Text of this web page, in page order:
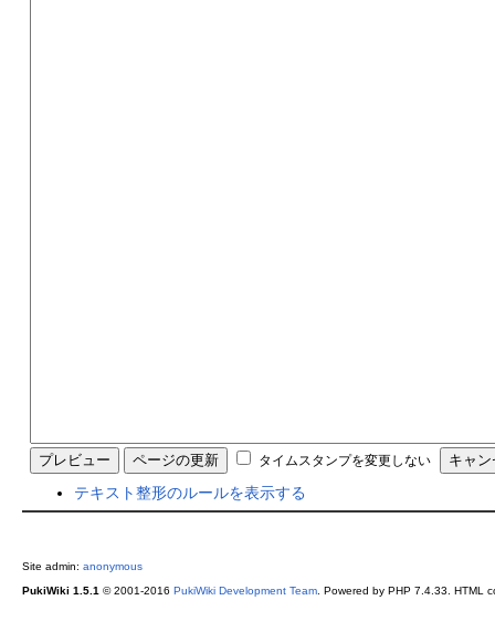
タイムスタンプを変更しない
テキスト整形のルールを表示する
Site admin: anonymous
PukiWiki 1.5.1 © 2001-2016 PukiWiki Development Team. Powered by PHP 7.4.33. HTML